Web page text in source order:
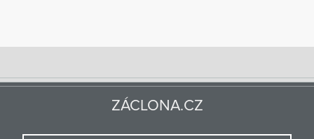
ZÁCLONA.CZ